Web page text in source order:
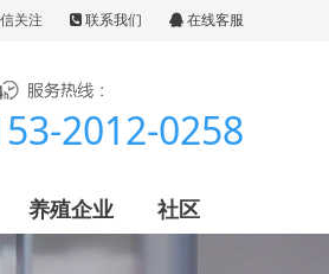
关注 联系我们 在线客服
2012-0258
养殖企业 社区